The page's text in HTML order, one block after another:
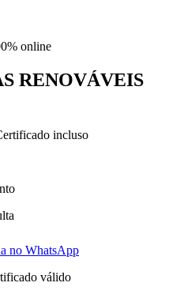
online
RENOVÁVEIS
incluso
no WhatsApp
válido